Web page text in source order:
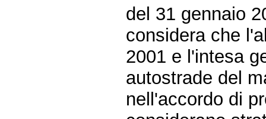
del 31 gennaio
considera che
2001 e l'intesa
autostrade del
nell'accordo di